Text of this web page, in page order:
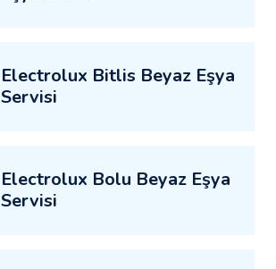
Electrolux Bitlis Beyaz Eşya
Servisi
Electrolux Bolu Beyaz Eşya
Servisi